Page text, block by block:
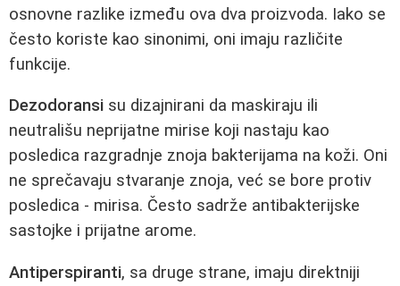
osnovne razlike između ova dva proizvoda. Iako se
često koriste kao sinonimi, oni imaju različite
funkcije.
Dezodoransi su dizajnirani da maskiraju ili
neutrališu neprijatne mirise koji nastaju kao
posledica razgradnje znoja bakterijama na koži. Oni
ne sprečavaju stvaranje znoja, već se bore protiv
posledica - mirisa. Često sadrže antibakterijske
sastojke i prijatne arome.
Antiperspiranti, sa druge strane, imaju direktniji